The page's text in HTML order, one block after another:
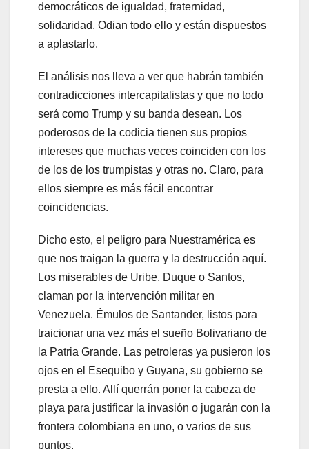
democráticos de igualdad, fraternidad,
solidaridad. Odian todo ello y están dispuestos
a aplastarlo.
El análisis nos lleva a ver que habrán también
contradicciones intercapitalistas y que no todo
será como Trump y su banda desean. Los
poderosos de la codicia tienen sus propios
intereses que muchas veces coinciden con los
de los de los trumpistas y otras no. Claro, para
ellos siempre es más fácil encontrar
coincidencias.
Dicho esto, el peligro para Nuestramérica es
que nos traigan la guerra y la destrucción aquí.
Los miserables de Uribe, Duque o Santos,
claman por la intervención militar en
Venezuela. Émulos de Santander, listos para
traicionar una vez más el sueño Bolivariano de
la Patria Grande. Las petroleras ya pusieron los
ojos en el Esequibo y Guyana, su gobierno se
presta a ello. Allí querrán poner la cabeza de
playa para justificar la invasión o jugarán con la
frontera colombiana en uno, o varios de sus
puntos.